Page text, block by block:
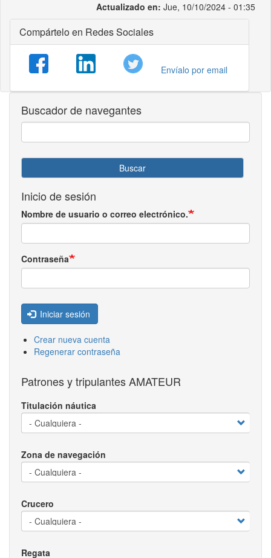
Actualizado en: Jue, 10/10/2024 - 01:35
Compártelo en Redes Sociales
Envíalo por email
Buscador de navegantes
Buscar
Inicio de sesión
Nombre de usuario o correo electrónico.
Contraseña
Iniciar sesión
Crear nueva cuenta
Regenerar contraseña
Patrones y tripulantes AMATEUR
Titulación náutica
Zona de navegación
Crucero
Regata